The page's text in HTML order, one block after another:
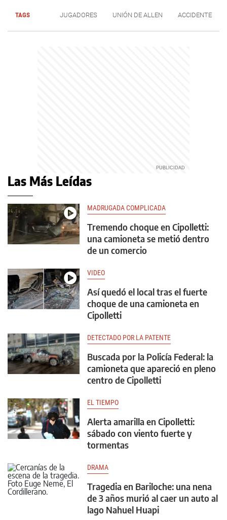
TAGS JUGADORES UNIÓN DE ALLEN ACCIDENTE
Las Más Leídas
MADRUGADA COMPLICADA
Tremendo choque en Cipolletti:
una camioneta se metió dentro
de un comercio
VIDEO
Así quedó el local tras el fuerte
choque de una camioneta en
Cipolletti
DETECTADO POR LA PATENTE
Buscada por la Policía Federal: la
camioneta que apareció en pleno
centro de Cipolletti
EL TIEMPO
Alerta amarilla en Cipolletti:
sábado con viento fuerte y
tormentas
DRAMA
Tragedia en Bariloche: una nena
de 3 años murió al caer un auto al
lago Nahuel Huapi